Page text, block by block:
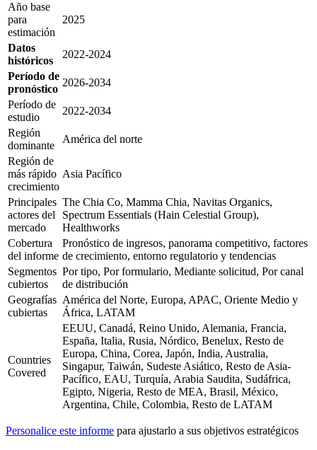
Año base
para
estimación
2025
Datos
históricos
2022-2024
Período de
pronóstico
2026-2034
Período de
estudio
2022-2034
Región
dominante
América del norte
Región de
más rápido
crecimiento
Asia Pacífico
Principales
actores del
mercado
The Chia Co, Mamma Chia, Navitas Organics,
Spectrum Essentials (Hain Celestial Group),
Healthworks
Cobertura
del informe
Pronóstico de ingresos, panorama competitivo, factores
de crecimiento, entorno regulatorio y tendencias
Segmentos
cubiertos
Por tipo, Por formulario, Mediante solicitud, Por canal
de distribución
Geografías
cubiertas
América del Norte, Europa, APAC, Oriente Medio y
África, LATAM
Countries
Covered
EEUU, Canadá, Reino Unido, Alemania, Francia,
España, Italia, Rusia, Nórdico, Benelux, Resto de
Europa, China, Corea, Japón, India, Australia,
Singapur, Taiwán, Sudeste Asiático, Resto de Asia-
Pacífico, EAU, Turquía, Arabia Saudita, Sudáfrica,
Egipto, Nigeria, Resto de MEA, Brasil, México,
Argentina, Chile, Colombia, Resto de LATAM
Personalice este informe para ajustarlo a sus objetivos estratégicos